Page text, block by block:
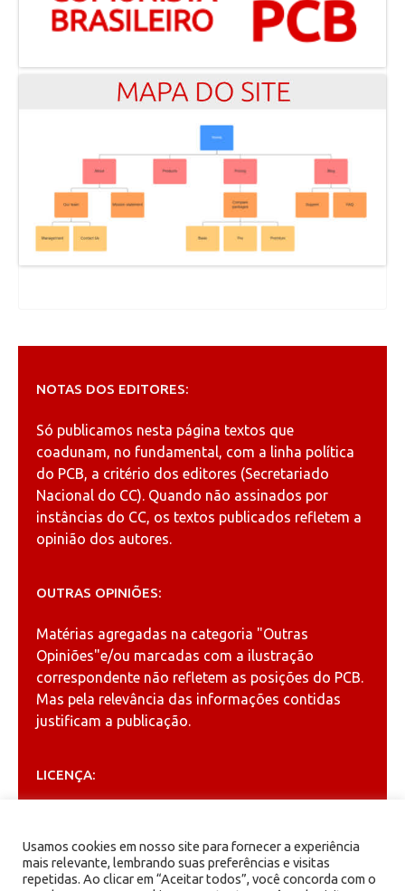
NOTAS DOS EDITORES:
Só publicamos nesta página textos que
coadunam, no fundamental, com a linha política
do PCB, a critério dos editores (Secretariado
Nacional do CC). Quando não assinados por
instâncias do CC, os textos publicados refletem a
opinião dos autores.
OUTRAS OPINIÕES:
Matérias agregadas na categoria "Outras
Opiniões"e/ou marcadas com a ilustração
correspondente não refletem as posições do PCB.
Mas pela relevância das informações contidas
justificam a publicação.
LICENÇA:
Creative Commons
Usamos cookies em nosso site para fornecer a experiência
mais relevante, lembrando suas preferências e visitas
repetidas. Ao clicar em “Aceitar todos”, você concorda com o